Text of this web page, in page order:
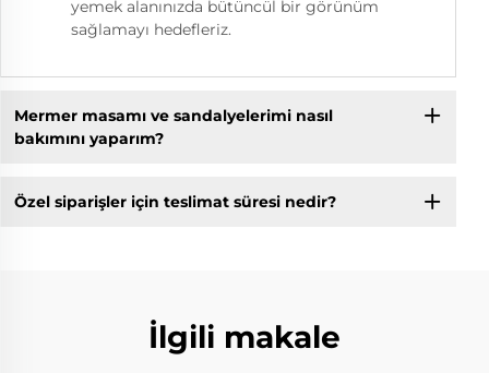
yemek alanınızda bütüncül bir görünüm
sağlamayı hedefleriz.
Mermer masamı ve sandalyelerimi nasıl
bakımını yaparım?
Özel siparişler için teslimat süresi nedir?
İlgili makale